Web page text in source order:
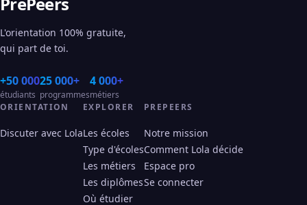
L'orientation 100% gratuite,
qui part de toi.
+50 000
étudiants
25 000+
programmes
4 000+
métiers
ORIENTATION
Discuter avec Lola
EXPLORER
Les écoles
Type d'écoles
Les métiers
Les diplômes
Où étudier
PREPEERS
Notre mission
Comment Lola décide
Espace pro
Se connecter